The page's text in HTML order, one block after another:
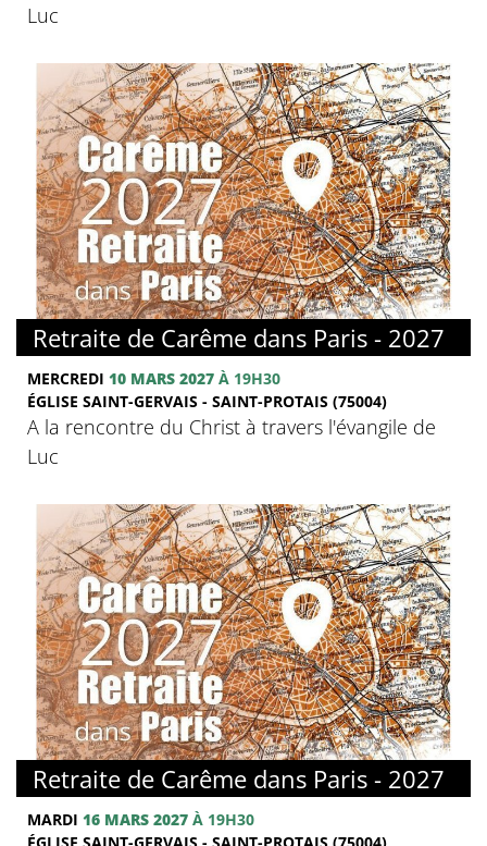
Luc
© FMJ
Retraite de Carême dans Paris - 2027
MERCREDI 10 MARS 2027 À 19H30
ÉGLISE SAINT-GERVAIS - SAINT-PROTAIS (75004)
A la rencontre du Christ à travers l'évangile de
Luc
© FMJ
Retraite de Carême dans Paris - 2027
MARDI 16 MARS 2027 À 19H30